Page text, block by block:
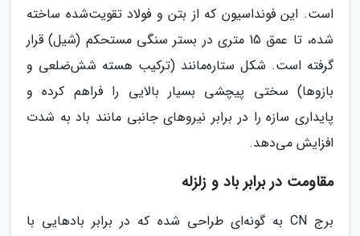
است. این فونداسیون که از بتن و فولاد تقویت‌شده ساخته
شده، تا عمق 15 متری در بستر سنگی مستحکم (شیل) قرار
گرفته است. شکل ستاره‌مانند (ترکیب هسته شش‌ضلعی و
بازوها) سختی پیچشی بسیار بالایی را فراهم کرده و
پایداری سازه را در برابر نیروهای جانبی مانند باد به شدت
افزایش می‌دهد.
مقاومت در برابر باد و زلزله
برج CN به گونه‌ای طراحی شده که در برابر بادهایی با